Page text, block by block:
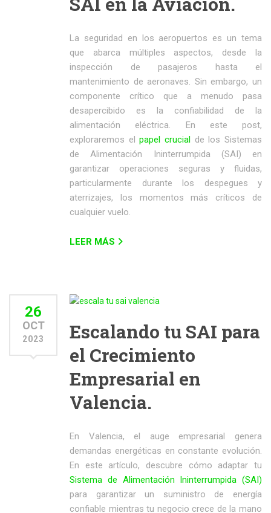
La seguridad en los aeropuertos es un tema
que abarca múltiples aspectos, desde la
inspección de pasajeros hasta el
mantenimiento de aeronaves. Sin embargo, un
componente crítico que a menudo pasa
desapercibido es la confiabilidad de la
alimentación eléctrica. En este post,
exploraremos elpapel crucial de los Sistemas
de Alimentación Ininterrumpida (SAI) en
garantizar operaciones seguras y fluidas,
particularmente durante los despegues y
aterrizajes, los momentos más críticos de
cualquier vuelo.
LEER MÁS
26
OCT
2023
Escalando tu SAI para
el Crecimiento
Empresarial en
Valencia.
En Valencia, el auge empresarial genera
demandas energéticas en constante evolución.
En este artículo, descubre cómo adaptar tu
Sistema de Alimentación Ininterrumpida (SAI)
para garantizar un suministro de energía
confiable mientras tu negocio crece de la mano